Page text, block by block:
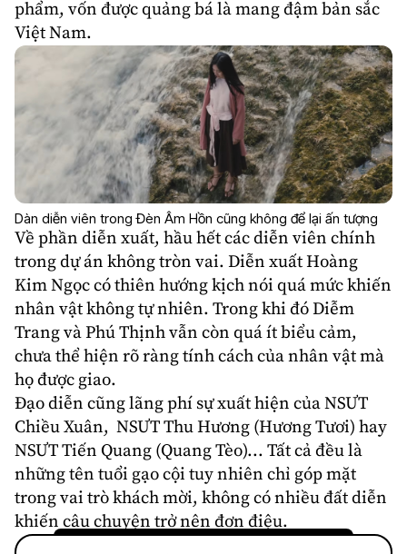
phẩm, vốn được quảng bá là mang đậm bản sắc
Việt Nam.
Dàn diễn viên trong Đèn Âm Hồn cũng không để lại ấn tượng
Về phần diễn xuất, hầu hết các diễn viên chính
trong dự án không tròn vai. Diễn xuấtHoàng
Kim Ngọccó thiên hướng kịch nói quá mức khiến
nhân vật không tự nhiên. Trong khi đó Diễm
Trang vàPhú Thịnhvẫn còn quá ít biểu cảm,
chưa thể hiện rõ ràng tính cách của nhân vật mà
họ được giao.
Đạo diễn cũng lãng phí sự xuất hiện của NSƯT
Chiều Xuân, NSƯT Thu Hương (Hương Tươi) hay
NSƯT Tiến Quang (Quang Tèo)... Tất cả đều là
những tên tuổi gạo cội tuy nhiên chỉ góp mặt
trong vai trò khách mời, không có nhiều đất diễn
khiến câu chuyện trở nên đơn điệu.